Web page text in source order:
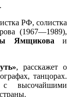
РФ, солистка
(1967—1989),
Ямщикова и
, расскажет о
танцорах.
высочайшими